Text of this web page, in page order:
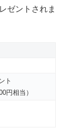
ゼントされま
ト
円相当）